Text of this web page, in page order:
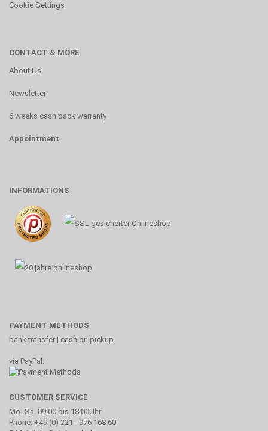
Cookie Settings
CONTACT & MORE
About Us
Newsletter
6 weeks cash back warranty
Appointment
INFORMATIONS
PAYMENT METHODS
bank transfer | cash on pickup
via PayPal:
CUSTOMER SERVICE
Mo.-Sa. 09:00 bis 18:00Uhr
Phone: +49 (0) 221 - 976 168 60